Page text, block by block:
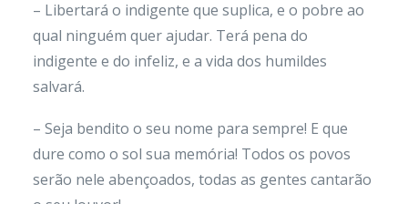
– Libertará o indigente que suplica, e o pobre ao
qual ninguém quer ajudar. Terá pena do
indigente e do infeliz, e a vida dos humildes
salvará.
– Seja bendito o seu nome para sempre! E que
dure como o sol sua memória! Todos os povos
serão nele abençoados, todas as gentes cantarão